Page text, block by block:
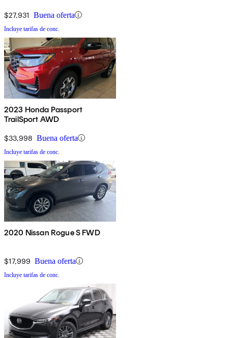
$27,931 Buena oferta
Incluye tarifas de conc.
2023 Honda Passport
TrailSport AWD
$33,998 Buena oferta
Incluye tarifas de conc.
2020 Nissan Rogue S FWD
$17,999 Buena oferta
Incluye tarifas de conc.